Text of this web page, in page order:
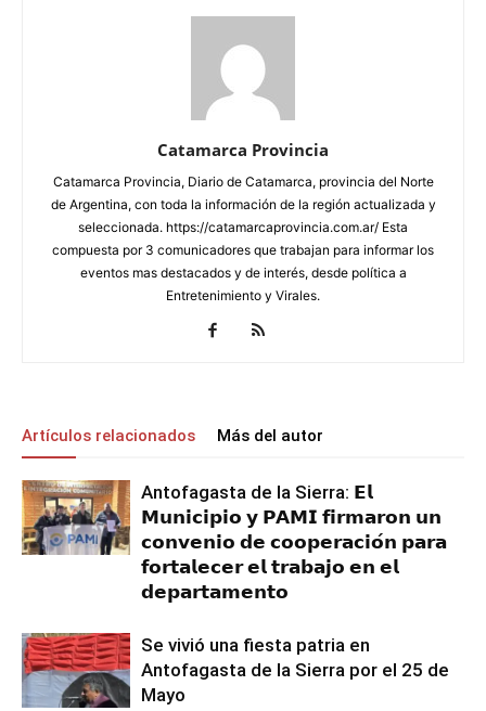
Catamarca Provincia
Catamarca Provincia, Diario de Catamarca, provincia del Norte
de Argentina, con toda la información de la región actualizada y
seleccionada. https://catamarcaprovincia.com.ar/ Esta
compuesta por 3 comunicadores que trabajan para informar los
eventos mas destacados y de interés, desde política a
Entretenimiento y Virales.
Artículos relacionados Más del autor
Antofagasta de la Sierra: 𝗘𝗹
𝗠𝘂𝗻𝗶𝗰𝗶𝗽𝗶𝗼 𝘆 𝗣𝗔𝗠𝗜 𝗳𝗶𝗿𝗺𝗮𝗿𝗼𝗻 𝘂𝗻
𝗰𝗼𝗻𝘃𝗲𝗻𝗶𝗼 𝗱𝗲 𝗰𝗼𝗼𝗽𝗲𝗿𝗮𝗰𝗶𝗼́𝗻 𝗽𝗮𝗿𝗮
𝗳𝗼𝗿𝘁𝗮𝗹𝗲𝗰𝗲𝗿 𝗲𝗹 𝘁𝗿𝗮𝗯𝗮𝗷𝗼 𝗲𝗻 𝗲𝗹
𝗱𝗲𝗽𝗮𝗿𝘁𝗮𝗺𝗲𝗻𝘁𝗼
Se vivió una fiesta patria en
Antofagasta de la Sierra por el 25 de
Mayo